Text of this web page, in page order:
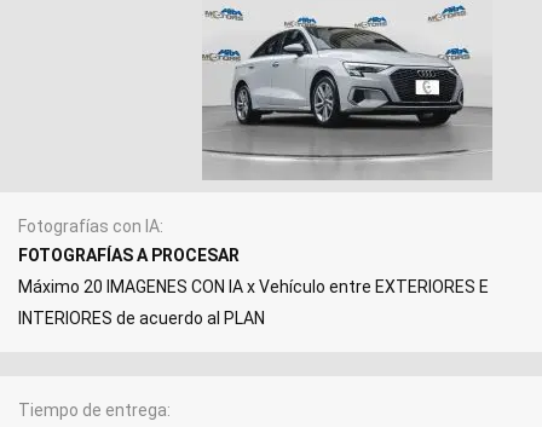
Fotografías con IA
FOTOGRAFÍAS A PROCESAR
Máximo 20 IMAGENES CON IA x Vehículo entre EXTERIORES E
INTERIORES de acuerdo al PLAN
Tiempo de entrega